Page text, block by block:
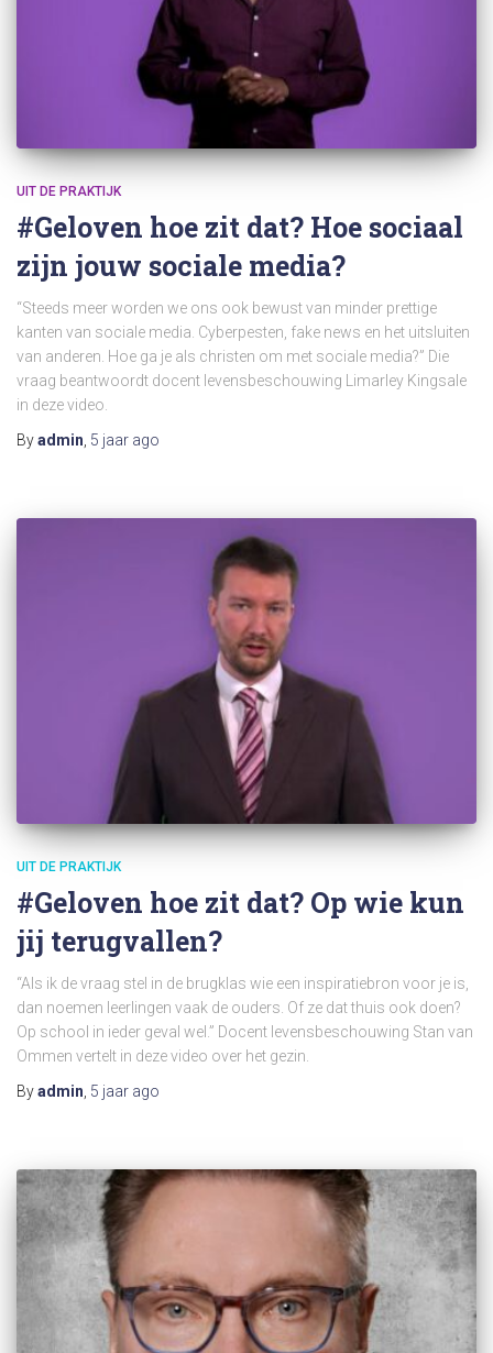
UIT DE PRAKTIJK
#Geloven hoe zit dat? Hoe sociaal
zijn jouw sociale media?
“Steeds meer worden we ons ook bewust van minder prettige
kanten van sociale media. Cyberpesten, fake news en het uitsluiten
van anderen. Hoe ga je als christen om met sociale media?” Die
vraag beantwoordt docent levensbeschouwing Limarley Kingsale
in deze video.
Byadmin 5 jaar ago
UIT DE PRAKTIJK
#Geloven hoe zit dat? Op wie kun
jij terugvallen?
“Als ik de vraag stel in de brugklas wie een inspiratiebron voor je is,
dan noemen leerlingen vaak de ouders. Of ze dat thuis ook doen?
Op school in ieder geval wel.” Docent levensbeschouwing Stan van
Ommen vertelt in deze video over het gezin.
Byadmin, 5 jaar ago